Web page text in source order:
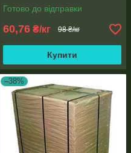
Готово до відправки
60,76 ₴/кг 98 ₴/кг
Купити
–38%